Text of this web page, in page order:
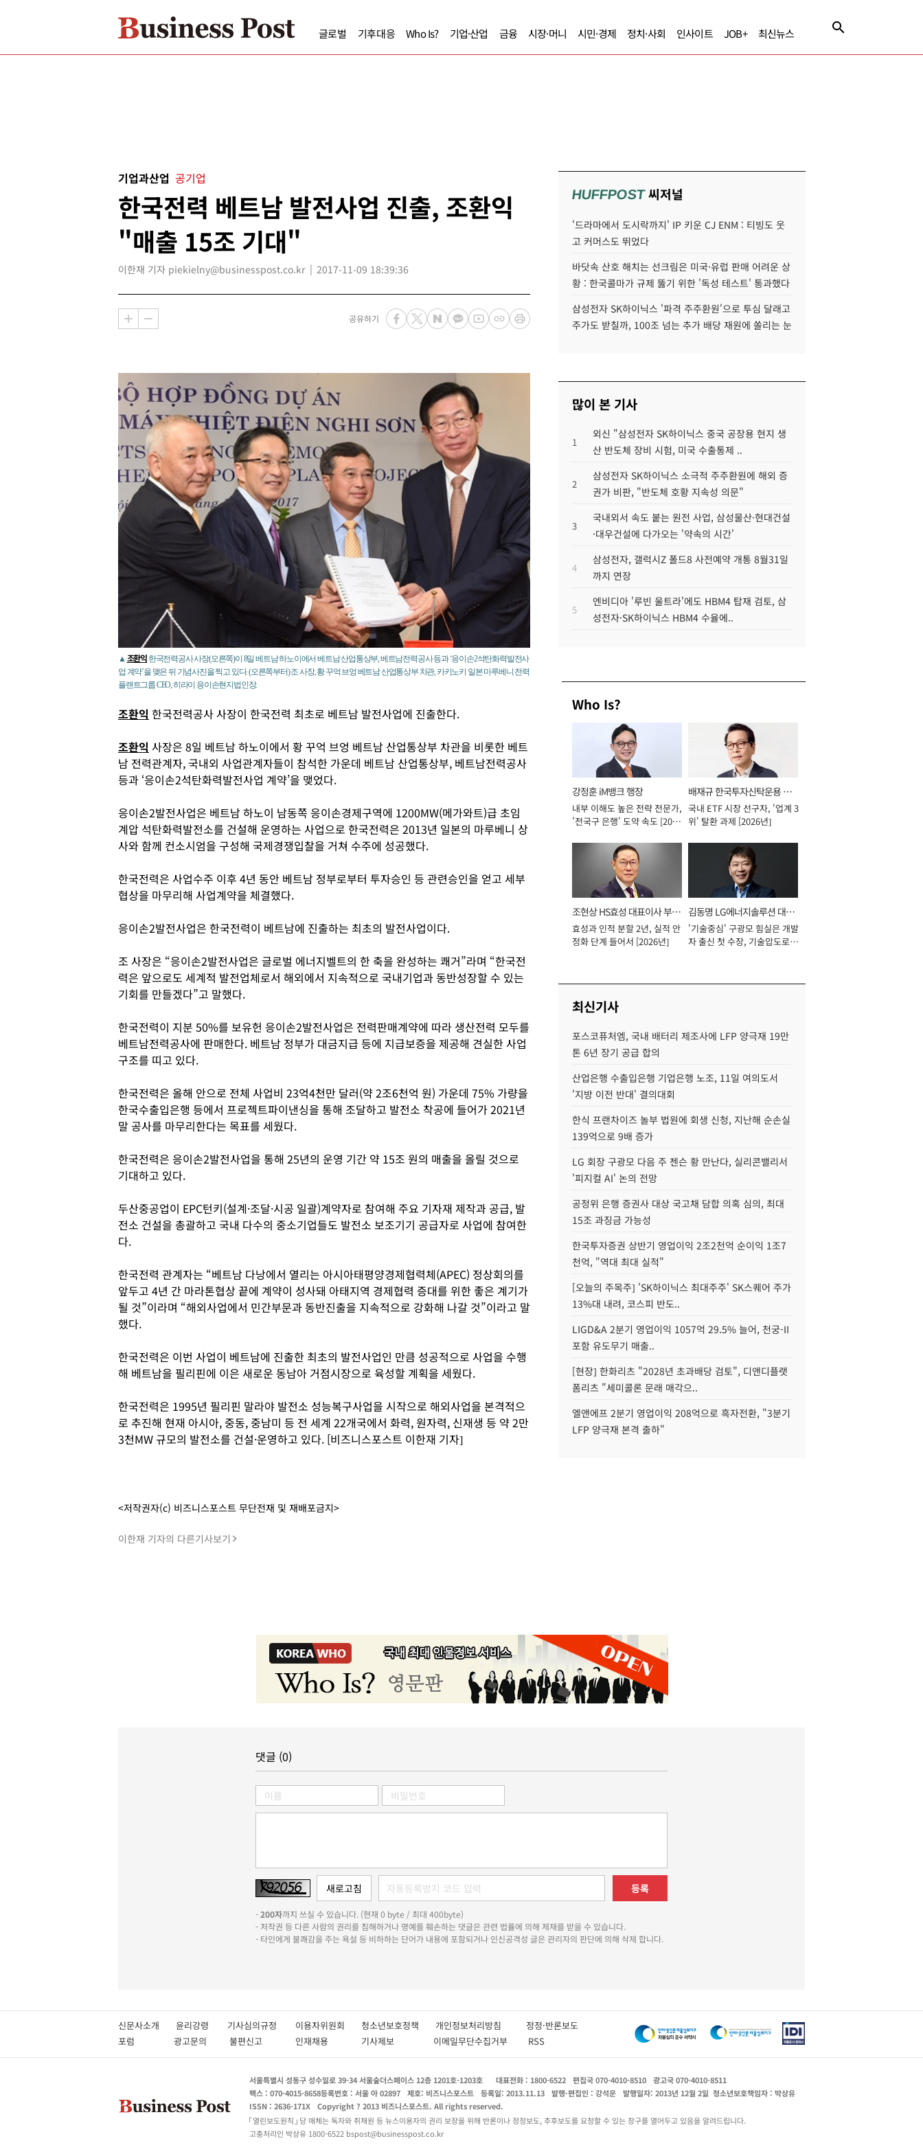
글로벌 기후대응 Who Is? 기업·산업 금융 시장·머니 시민·경제 정치·사회 인사이트 JOB+ 최신뉴스
기업과산업 공기업
한국전력 베트남 발전사업 진출, 조환익
"매출 15조 기대"
이한재 기자 piekielny@businesspost.co.kr 2017-11-09 18:39:36
공유하기
▲ 조환익 한국전력공사 사장(오른쪽)이 8일 베트남 하노이에서 베트남 산업통상부, 베트남전력공사 등과 ‘응이손2석탄화력발전사
업 계약’을 맺은 뒤 기념사진을 찍고 있다. (오른쪽부터) 조 사장, 황 꾸억 브엉 베트남 산업통상부 차관, 카키노키 일본 마루베니 전력
플랜트그룹 CEO, 히라이 응이손현지법인장.
조환익 한국전력공사 사장이 한국전력 최초로 베트남 발전사업에 진출한다.
조환익 사장은 8일 베트남 하노이에서 황 꾸억 브엉 베트남 산업통상부 차관을 비롯한 베트
남 전력관계자, 국내외 사업관계자들이 참석한 가운데 베트남 산업통상부, 베트남전력공사
등과 ‘응이손2석탄화력발전사업 계약’을 맺었다.
응이손2발전사업은 베트남 하노이 남동쪽 응이손경제구역에 1200MW(메가와트)급 초임
계압 석탄화력발전소를 건설해 운영하는 사업으로 한국전력은 2013년 일본의 마루베니 상
사와 함께 컨소시엄을 구성해 국제경쟁입찰을 거쳐 수주에 성공했다.
한국전력은 사업수주 이후 4년 동안 베트남 정부로부터 투자승인 등 관련승인을 얻고 세부
협상을 마무리해 사업계약을 체결했다.
응이손2발전사업은 한국전력이 베트남에 진출하는 최초의 발전사업이다.
조 사장은 “응이손2발전사업은 글로벌 에너지벨트의 한 축을 완성하는 쾌거”라며 “한국전
력은 앞으로도 세계적 발전업체로서 해외에서 지속적으로 국내기업과 동반성장할 수 있는
기회를 만들겠다”고 말했다.
한국전력이 지분 50%를 보유헌 응이손2발전사업은 전력판매계약에 따라 생산전력 모두를
베트남전력공사에 판매한다. 베트남 정부가 대금지급 등에 지급보증을 제공해 견실한 사업
구조를 띠고 있다.
한국전력은 올해 안으로 전체 사업비 23억4천만 달러(약 2조6천억 원) 가운데 75% 가량을
한국수출입은행 등에서 프로젝트파이낸싱을 통해 조달하고 발전소 착공에 들어가 2021년
말 공사를 마무리한다는 목표를 세웠다.
한국전력은 응이손2발전사업을 통해 25년의 운영 기간 약 15조 원의 매출을 올릴 것으로
기대하고 있다.
두산중공업이 EPC턴키(설계·조달·시공 일괄)계약자로 참여해 주요 기자재 제작과 공급, 발
전소 건설을 총괄하고 국내 다수의 중소기업들도 발전소 보조기기 공급자로 사업에 참여한
다.
한국전력 관계자는 “베트남 다낭에서 열리는 아시아태평양경제협력체(APEC) 정상회의를
앞두고 4년 간 마라톤협상 끝에 계약이 성사돼 아태지역 경제협력 증대를 위한 좋은 계기가
될 것”이라며 “해외사업에서 민간부문과 동반진출을 지속적으로 강화해 나갈 것”이라고 말
했다.
한국전력은 이번 사업이 베트남에 진출한 최초의 발전사업인 만큼 성공적으로 사업을 수행
해 베트남을 필리핀에 이은 새로운 동남아 거점시장으로 육성할 계획을 세웠다.
한국전력은 1995년 필리핀 말라야 발전소 성능복구사업을 시작으로 해외사업을 본격적으
로 추진해 현재 아시아, 중동, 중남미 등 전 세계 22개국에서 화력, 원자력, 신재생 등 약 2만
3천MW 규모의 발전소를 건설·운영하고 있다. [비즈니스포스트 이한재 기자]
<저작권자(c) 비즈니스포스트 무단전재 및 재배포금지>
이한재 기자의 다른기사보기
HUFFPOST씨저널
'드라마에서 도시락까지' IP 키운 CJ ENM : 티빙도 웃
고 커머스도 뛰었다
바닷속 산호 해치는 선크림은 미국·유럽 판매 어려운 상
황 : 한국콜마가 규제 뚫기 위한 '독성 테스트' 통과했다
삼성전자 SK하이닉스 '파격 주주환원'으로 투심 달래고
주가도 받칠까, 100조 넘는 추가 배당 재원에 쏠리는 눈
많이 본 기사
1
외신 "삼성전자 SK하이닉스 중국 공장용 현지 생
산 반도체 장비 시험, 미국 수출통제 ..
2
삼성전자 SK하이닉스 소극적 주주환원에 해외 증
권가 비판, "반도체 호황 지속성 의문"
3
국내외서 속도 붙는 원전 사업, 삼성물산·현대건설
·대우건설에 다가오는 '약속의 시간'
4
삼성전자, 갤럭시Z 폴드8 사전예약 개통 8월31일
까지 연장
5
엔비디아 '루빈 울트라'에도 HBM4 탑재 검토, 삼
성전자·SK하이닉스 HBM4 수율에..
Who Is?
강정훈 iM뱅크 행장
내부 이해도 높은 전략 전문가,
'전국구 은행' 도약 속도 [2026
배재규 한국투자신탁운용 대
표이사 사장
국내 ETF 시장 선구자, '업계 3
위' 탈환 과제 [2026년]
조현상 HS효성 대표이사 부회
장
효성과 인적 분할 2년, 실적 안
정화 단계 들어서 [2026년]
김동명 LG에너지솔루션 대표
이사 사장
'기술중심' 구광모 힘실은 개발
자 출신 첫 수장, 기술압도로
최신기사
포스코퓨처엠, 국내 배터리 제조사에 LFP 양극재 19만
톤 6년 장기 공급 합의
산업은행 수출입은행 기업은행 노조, 11일 여의도서
'지방 이전 반대' 결의대회
한식 프랜차이즈 놀부 법원에 회생 신청, 지난해 순손실
139억으로 9배 증가
LG 회장 구광모 다음 주 젠슨 황 만난다, 실리콘밸리서
'피지컬 AI' 논의 전망
공정위 은행 증권사 대상 국고채 담합 의혹 심의, 최대
15조 과징금 가능성
한국투자증권 상반기 영업이익 2조2천억 순이익 1조7
천억, "역대 최대 실적"
[오늘의 주목주] 'SK하이닉스 최대주주' SK스퀘어 주가
13%대 내려, 코스피 반도..
LIGD&A 2분기 영업이익 1057억 29.5% 늘어, 천궁-II
포함 유도무기 매출..
[현장] 한화리츠 "2028년 초과배당 검토", 디앤디플랫
폼리츠 "세미콜론 문래 매각으..
엘앤에프 2분기 영업이익 208억으로 흑자전환, "3분기
LFP 양극재 본격 출하"
댓글 (0)
등록
-200자까지 쓰실 수 있습니다. (현재 0 byte / 최대 400byte)
- 저작권 등 다른 사람의 권리를 침해하거나 명예를 훼손하는 댓글은 관련 법률에 의해 제재를 받을 수 있습니다.
- 타인에게 불쾌감을 주는 욕설 등 비하하는 단어가 내용에 포함되거나 인신공격성 글은 관리자의 판단에 의해 삭제 합니다.
신문사소개 윤리강령 기사심의규정 이용자위원회 청소년보호정책 개인정보처리방침 정정·반론보도
포럼
광고문의 불편신고 인재채용 기사제보 이메일무단수집거부 RSS
서울특별시 성동구 성수일로 39-34 서울숲더스페이스 12층 1201호-1203호 대표전화 : 1800-6522 편집국 070-4010-8510
광고국 070-4010-8511
팩스 : 070-4015-8658등록번호 : 서울 아 02897 제호: 비즈니스포스트 등록일: 2013.11.13 발행·편집인 : 강석운 발행일자: 2013년 12월 2일 청소년보호책임자 : 박상유
ISSN : 2636-171X
Copyright ? 2013 비즈니스포스트. All rights reserved.
열린보도원칙
당 매체는 독자와 취재원 등 뉴스이용자의 권리 보장을 위해 반론이나 정정보도, 추후보도를 요청할 수 있는 창구를 열어두고 있음을 알려드립니다.
고충처리인 박상유 1800-6522 bspost@businesspost.co.kr